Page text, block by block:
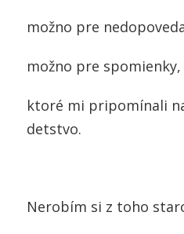
možno pre
možno pre spomienky,
ktoré mi pripomínali
detstvo.
Nerobím si z toho